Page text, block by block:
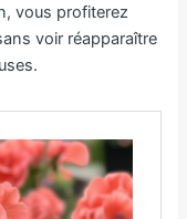
vous profiterez
voir réapparaître